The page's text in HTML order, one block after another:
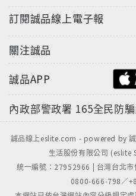
訂閱誠品線上電子報
關注誠品
誠品APP
內政部警政署 165全民防
誠品線上eslite.com - powered by
生活股份有限公司
統一編號：27952966 | 台灣台北市
0800-666-798／